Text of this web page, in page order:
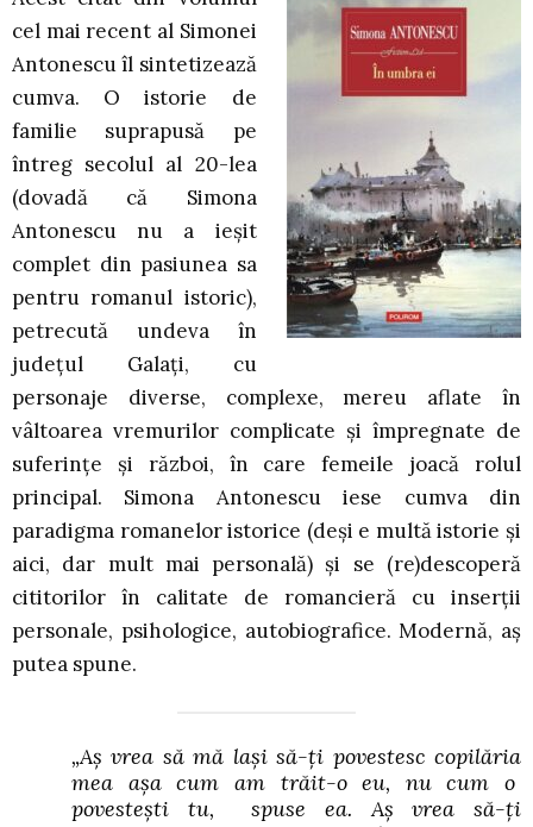
cel mai recent al Simonei
Antonescu îl sintetizează
cumva. O istorie de
familie suprapusă pe
întreg secolul al 20-lea
(dovadă că Simona
Antonescu nu a ieșit
complet din pasiunea sa
pentru romanul istoric),
petrecută undeva în
județul Galați, cu
personaje diverse, complexe, mereu aflate în
vâltoarea vremurilor complicate și împregnate de
suferințe și război, în care femeile joacă rolul
principal. Simona Antonescu iese cumva din
paradigma romanelor istorice (deși e multă istorie și
aici, dar mult mai personală) și se (re)descoperă
cititorilor în calitate de romancieră cu inserții
personale, psihologice, autobiografice. Modernă, aș
putea spune.
„Aș vrea să mă lași să-ți povestesc copilăria
mea așa cum am trăit-o eu, nu cum o
povestești tu, spuse ea. Aș vrea să-ți